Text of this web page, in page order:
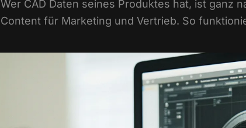
Wer CAD Daten seines Produktes hat, ist ganz
Content für Marketing und Vertrieb. So